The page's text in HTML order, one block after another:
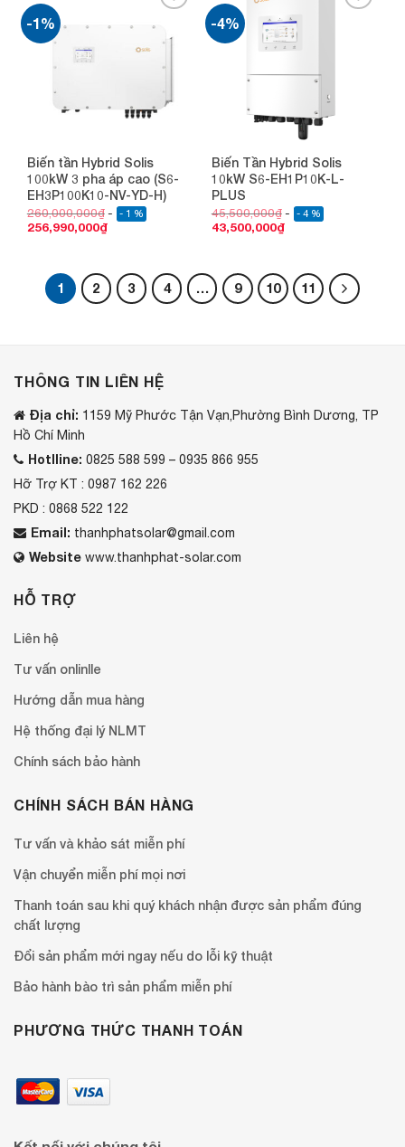
-1%
Add to
wishlist
Biến tần Hybrid Solis
100kW 3 pha áp cao (S6-
EH3P100K10-NV-YD-H)
260,000,000₫ - 1 %
256,990,000₫
-4%
Biến Tần Hybrid Solis
10kW S6-EH1P10K-L-
PLUS
45,500,000₫ - 4 %
43,500,000₫
1 2 3 4 … 9 10 11
THÔNG TIN LIÊN HỆ
Địa chỉ: 1159 Mỹ Phước Tận Vạn,Phường Bình Dương, TP
Hồ Chí Minh
Hotlline: 0825 588 599 – 0935 866 955
Hỡ Trợ KT : 0987 162 226
PKD : 0868 522 122
Email: thanhphatsolar@gmail.com
Website www.thanhphat-solar.com
HỖ TRỢ
Liên hệ
Tư vấn onlinlle
Hướng dẫn mua hàng
Hệ thống đại lý NLMT
Chính sách bảo hành
CHÍNH SÁCH BÁN HÀNG
Tư vấn và khảo sát miễn phí
Vận chuyển miễn phí mọi nơi
Thanh toán sau khi quý khách nhận được sản phẩm đúng
chất lượng
Đổi sản phẩm mới ngay nếu do lỗi kỹ thuật
Bảo hành bào trì sản phẩm miễn phí
PHƯƠNG THỨC THANH TOÁN